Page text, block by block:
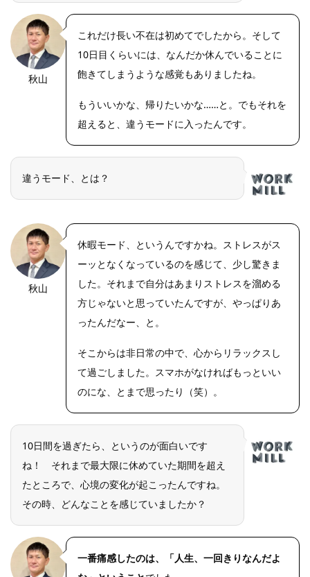
OLYMPUS
秋山
これだけ長い不在は初めてでしたから。そして
10日目くらいには、なんだか休んでいることに
飽きてしまうような感覚もありましたね。
もういいかな、帰りたいかな……と。でもそれを
超えると、違うモードに入ったんです。
違うモード、とは？
OLYMPUS
秋山
休暇モード、というんですかね。ストレスがス
ーッとなくなっているのを感じて、少し驚きま
した。それまで自分はあまりストレスを溜める
方じゃないと思っていたんですが、やっぱりあ
ったんだなー、と。
そこからは非日常の中で、心からリラックスし
て過ごしました。スマホがなければもっといい
のにな、とまで思ったり（笑）。
10日間を過ぎたら、というのが面白いです
ね！ それまで最大限に休めていた期間を超え
たところで、心境の変化が起こったんですね。
その時、どんなことを感じていましたか？
一番痛感したのは、「人生、一回きりなんだよ